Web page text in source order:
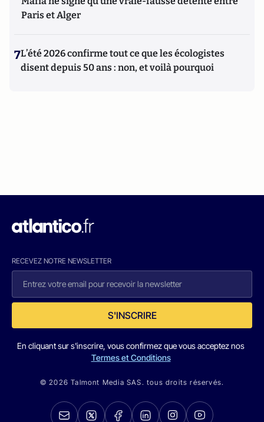
Paris et Alger
7L’été 2026 confirme tout ce que les écologistes
disent depuis 50 ans : non, et voilà pourquoi
RECEVEZ NOTRE NEWSLETTER
S'INSCRIRE
En cliquant sur s'inscrire, vous confirmez que vous acceptez nos
Termes et Conditions
© 2026 Talmont Media SAS. tous droits réservés.